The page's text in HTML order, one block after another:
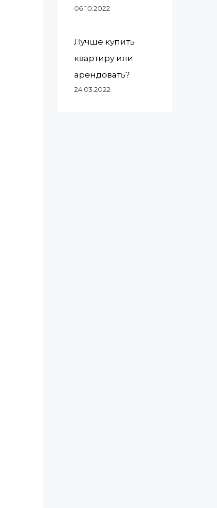
06.10.2022
Лучше купить
квартиру или
арендовать?
24.03.2022